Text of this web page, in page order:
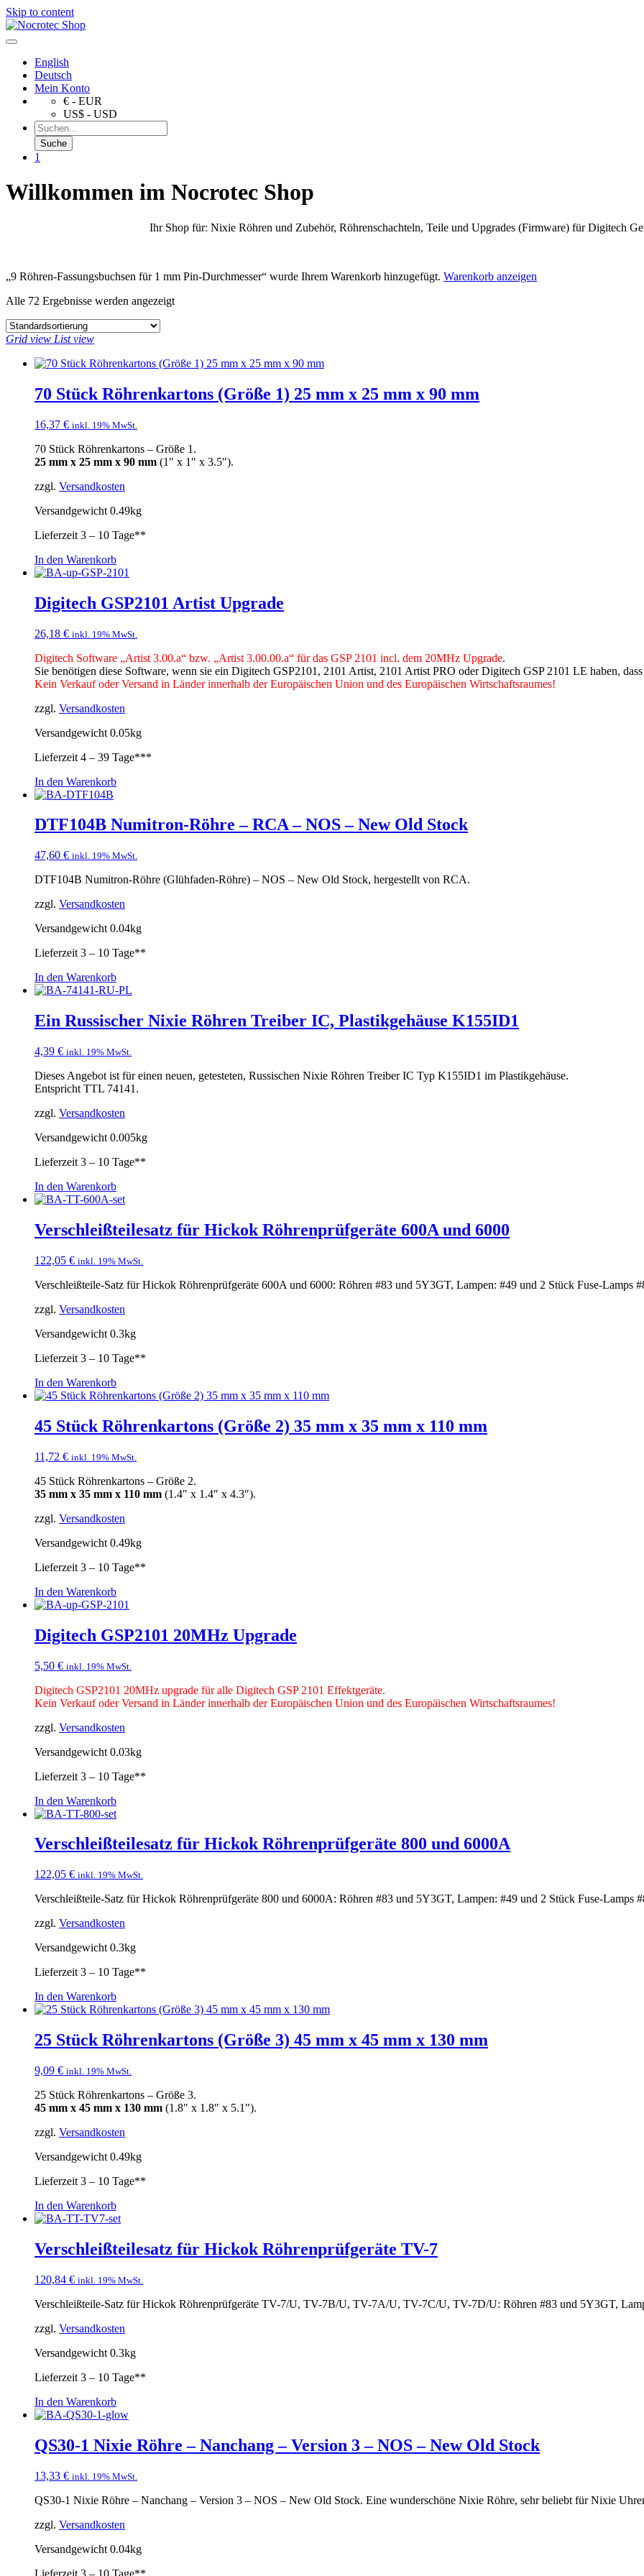
Skip to content
English
Deutsch
Mein Konto
€ - EUR
US$ - USD
1
Willkommen im Nocrotec Shop
Ihr Shop für: Nixie Röhren und Zubehör, Röhrenschachteln, Teile und Upgrades (Firmware) für Digitech
„9 Röhren-Fassungsbuchsen für 1 mm Pin-Durchmesser“ wurde Ihrem Warenkorb hinzugefügt. Warenkorb anzeigen
Alle 72 Ergebnisse werden angezeigt
Grid view List view
70 Stück Röhrenkartons (Größe 1) 25 mm x 25 mm x 90 mm
16,37 € inkl. 19% MwSt.
70 Stück Röhrenkartons – Größe 1.
25 mm x 25 mm x 90 mm (1″ x 1″ x 3.5″).
zzgl. Versandkosten
Versandgewicht 0.49kg
Lieferzeit 3 – 10 Tage**
In den Warenkorb
Digitech GSP2101 Artist Upgrade
26,18 € inkl. 19% MwSt.
Digitech Software „Artist 3.00.a“ bzw. „Artist 3.00.00.a“ für das GSP 2101 incl. dem 20MHz Upgrade.
Sie benötigen diese Software, wenn sie ein Digitech GSP2101, 2101 Artist, 2101 Artist PRO oder Digitech GSP 2101 LE haben,
Kein Verkauf oder Versand in Länder innerhalb der Europäischen Union und des Europäischen Wirtschaftsraumes!
zzgl. Versandkosten
Versandgewicht 0.05kg
Lieferzeit 4 – 39 Tage***
In den Warenkorb
DTF104B Numitron-Röhre – RCA – NOS – New Old Stock
47,60 € inkl. 19% MwSt.
DTF104B Numitron-Röhre (Glühfaden-Röhre) – NOS – New Old Stock, hergestellt von RCA.
zzgl. Versandkosten
Versandgewicht 0.04kg
Lieferzeit 3 – 10 Tage**
In den Warenkorb
Ein Russischer Nixie Röhren Treiber IC, Plastikgehäuse K155ID1
4,39 € inkl. 19% MwSt.
Dieses Angebot ist für einen neuen, getesteten, Russischen Nixie Röhren Treiber IC Typ K155ID1 im Plastikgehäuse.
Entspricht TTL 74141.
zzgl. Versandkosten
Versandgewicht 0.005kg
Lieferzeit 3 – 10 Tage**
In den Warenkorb
Verschleißteilesatz für Hickok Röhrenprüfgeräte 600A und 6000
122,05 € inkl. 19% MwSt.
Verschleißteile-Satz für Hickok Röhrenprüfgeräte 600A und 6000: Röhren #83 und 5Y3GT, Lampen: #49 und 2 Stück Fuse-Lamps
zzgl. Versandkosten
Versandgewicht 0.3kg
Lieferzeit 3 – 10 Tage**
In den Warenkorb
45 Stück Röhrenkartons (Größe 2) 35 mm x 35 mm x 110 mm
11,72 € inkl. 19% MwSt.
45 Stück Röhrenkartons – Größe 2.
35 mm x 35 mm x 110 mm (1.4″ x 1.4″ x 4.3″).
zzgl. Versandkosten
Versandgewicht 0.49kg
Lieferzeit 3 – 10 Tage**
In den Warenkorb
Digitech GSP2101 20MHz Upgrade
5,50 € inkl. 19% MwSt.
Digitech GSP2101 20MHz upgrade für alle Digitech GSP 2101 Effektgeräte.
Kein Verkauf oder Versand in Länder innerhalb der Europäischen Union und des Europäischen Wirtschaftsraumes!
zzgl. Versandkosten
Versandgewicht 0.03kg
Lieferzeit 3 – 10 Tage**
In den Warenkorb
Verschleißteilesatz für Hickok Röhrenprüfgeräte 800 und 6000A
122,05 € inkl. 19% MwSt.
Verschleißteile-Satz für Hickok Röhrenprüfgeräte 800 und 6000A: Röhren #83 und 5Y3GT, Lampen: #49 und 2 Stück Fuse-Lamps
zzgl. Versandkosten
Versandgewicht 0.3kg
Lieferzeit 3 – 10 Tage**
In den Warenkorb
25 Stück Röhrenkartons (Größe 3) 45 mm x 45 mm x 130 mm
9,09 € inkl. 19% MwSt.
25 Stück Röhrenkartons – Größe 3.
45 mm x 45 mm x 130 mm (1.8″ x 1.8″ x 5.1″).
zzgl. Versandkosten
Versandgewicht 0.49kg
Lieferzeit 3 – 10 Tage**
In den Warenkorb
Verschleißteilesatz für Hickok Röhrenprüfgeräte TV-7
120,84 € inkl. 19% MwSt.
Verschleißteile-Satz für Hickok Röhrenprüfgeräte TV-7/U, TV-7B/U, TV-7A/U, TV-7C/U, TV-7D/U: Röhren #83 und 5Y3GT,
zzgl. Versandkosten
Versandgewicht 0.3kg
Lieferzeit 3 – 10 Tage**
In den Warenkorb
QS30-1 Nixie Röhre – Nanchang – Version 3 – NOS – New Old Stock
13,33 € inkl. 19% MwSt.
QS30-1 Nixie Röhre – Nanchang – Version 3 – NOS – New Old Stock. Eine wunderschöne Nixie Röhre, sehr beliebt für Nixie
zzgl. Versandkosten
Versandgewicht 0.04kg
Lieferzeit 3 – 10 Tage**